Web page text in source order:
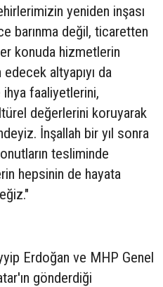
yeniden inşası
barınma değil, ticaretten
konuda hizmetlerin
altyapıyı da
faaliyetlerini,
değerlerini koruyarak
İnşallah bir yıl sonra
tesliminde
hepsinin de hayata
Erdoğan ve MHP Genel
gönderdiği